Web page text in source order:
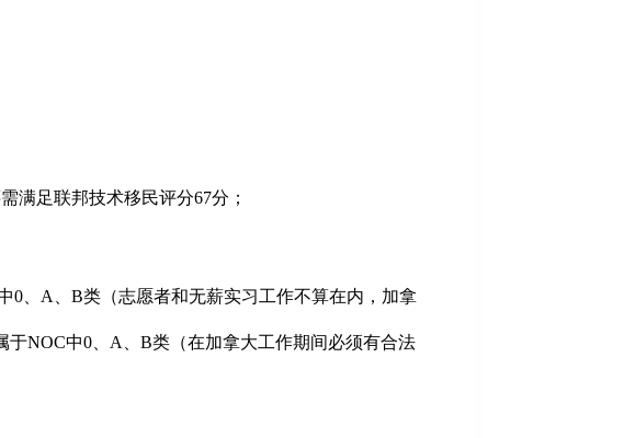
满足联邦技术移民评分67分；
0、A、B类（志愿者和无薪实习工作不算在内，加拿
NOC中0、A、B类（在加拿大工作期间必须有合法